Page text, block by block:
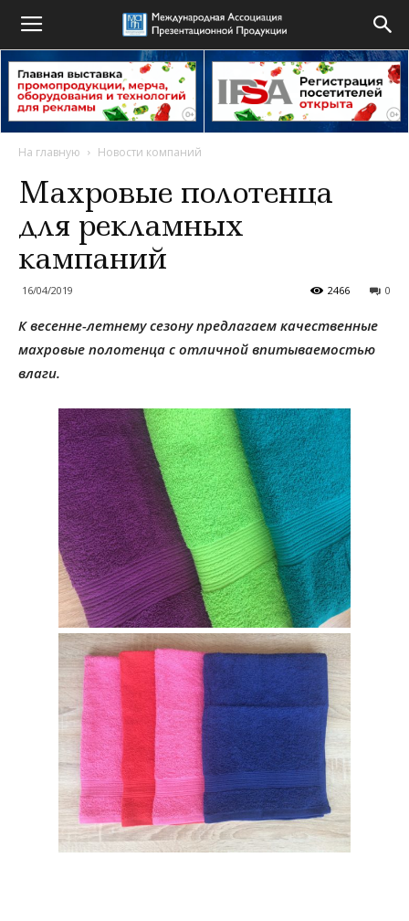
На главную Новости компаний
Махровые полотенца
для рекламных
кампаний
16/04/2019 0
2466
К весенне-летнему сезону предлагаем качественные
махровые полотенца с отличной впитываемостью
влаги.